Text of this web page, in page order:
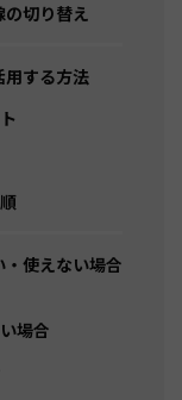
の切り替え
する方法
使えない場合
場合